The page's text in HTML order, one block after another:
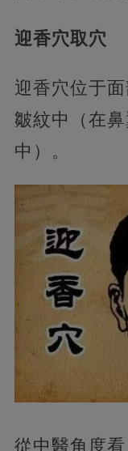
迎香穴取穴
迎香穴位于
皺紋中（在
中）。
從中醫角度